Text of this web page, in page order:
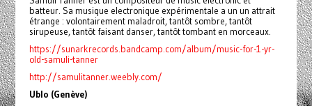
batteur. Sa musique electronique expérimentale a un un attrait
étrange : volontairement maladroit, tantôt sombre, tantôt
sirupeuse, tantôt faisant danser, tantôt tombant en morceaux.
https://sunarkrecords.bandcamp.com/album/music-for-1-yr-
old-samuli-tanner
http://samulitanner.weebly.com/
Ublo (Genève)